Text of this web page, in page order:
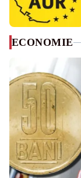
ECONOMIE